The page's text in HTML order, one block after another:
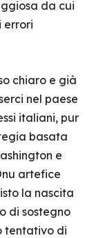
da cui
errori
chiaro e già
nel paese
italiani, pur
basata
e
artefice
la nascita
di sostegno
tentativo di